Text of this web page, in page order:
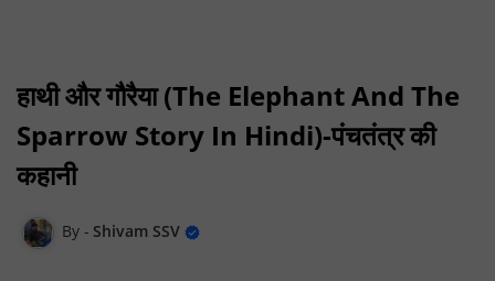
हाथी और गौरैया (The Elephant And The
Sparrow Story In Hindi)-पंचतंत्र की
कहानी
Shivam SSV